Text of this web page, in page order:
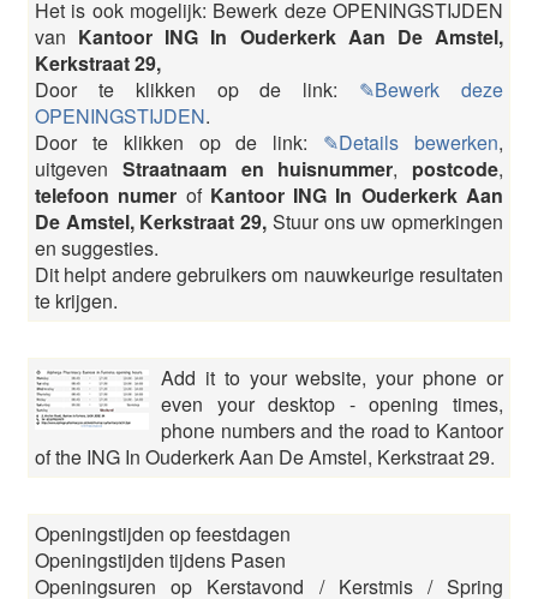
Het is ook mogelijk: Bewerk deze OPENINGSTIJDEN
van Kantoor ING In Ouderkerk Aan De Amstel,
Kerkstraat 29,
Door te klikken op de link: ✎Bewerk deze
OPENINGSTIJDEN.
Door te klikken op de link: ✎Details bewerken,
uitgeven Straatnaam en huisnummer, postcode,
telefoon numer of Kantoor ING In Ouderkerk Aan
De Amstel, Kerkstraat 29, Stuur ons uw opmerkingen
en suggesties.
Dit helpt andere gebruikers om nauwkeurige resultaten
te krijgen.
Add it to your website, your phone or
even your desktop - opening times,
phone numbers and the road to Kantoor
of the ING In Ouderkerk Aan De Amstel, Kerkstraat 29.
Openingstijden op feestdagen
Openingstijden tijdens Pasen
Openingsuren op Kerstavond / Kerstmis / Spring